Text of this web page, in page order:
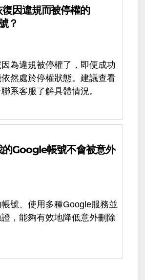
因違規而被停權的
？
為違規被停權了，即便成功
然處於停權狀態。建議查看
系客服了解具體情況。
的Google帳號不會被意外
號、使用多種Google服務並
證，能夠有效地降低意外刪除